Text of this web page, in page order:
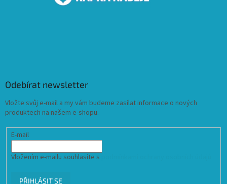
Odebírat newsletter
Vložte svůj e-mail a my vám budeme zasílat informace o nových
produktech na našem e-shopu.
E-mail
Vložením e-mailu souhlasíte s
PŘIHLÁSIT SE